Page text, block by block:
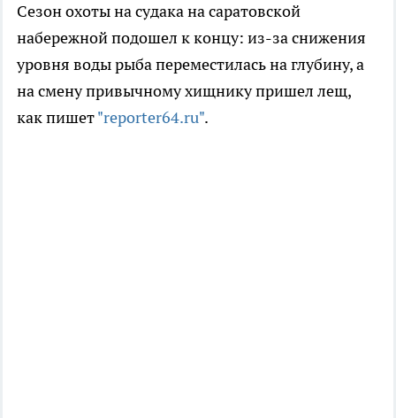
Сезон охоты на судака на саратовской
набережной подошел к концу: из-за снижения
уровня воды рыба переместилась на глубину, а
на смену привычному хищнику пришел лещ,
как пишет"reporter64.ru".